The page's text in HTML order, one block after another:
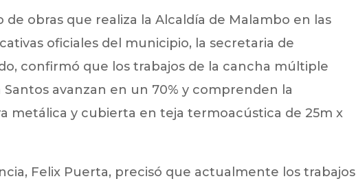
obras que realiza la Alcaldía de Malambo en las
oficiales del municipio, la secretaria de
confirmó que los trabajos de la cancha múltiple
avanzan en un 70% y comprenden la
metálica y cubierta en teja termoacústica de 25m x
Felix Puerta, precisó que actualmente los trabajos